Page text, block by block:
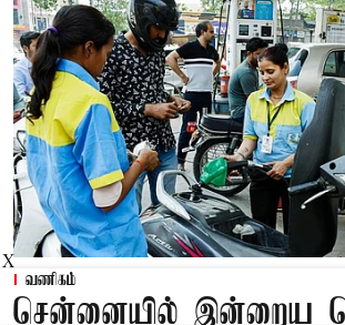
வணிகம்
சென்னையில் இன்றைய
X